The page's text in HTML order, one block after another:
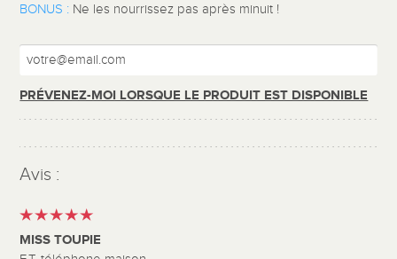
BONUS : Ne les nourrissez pas après minuit !
PRÉVENEZ-MOI LORSQUE LE PRODUIT EST DISPONIBLE
Avis :
MISS TOUPIE